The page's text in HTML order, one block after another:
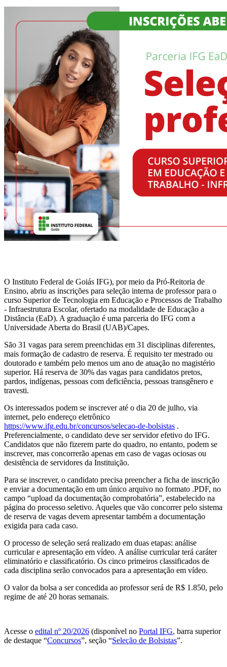
O Instituto Federal de Goiás IFG), por meio da Pró-Reitoria de
Ensino, abriu as inscrições para seleção interna de professor para o
curso Superior de Tecnologia em Educação e Processos de Trabalho
- Infraestrutura Escolar, ofertado na modalidade de Educação a
Distância (EaD). A graduação é uma parceria do IFG com a
Universidade Aberta do Brasil (UAB)/Capes.
São 31 vagas para serem preenchidas em 31 disciplinas diferentes,
mais formação de cadastro de reserva. É requisito ter mestrado ou
doutorado e também pelo menos um ano de atuação no magistério
superior. Há reserva de 30% das vagas para candidatos pretos,
pardos, indígenas, pessoas com deficiência, pessoas transgênero e
travesti.
Os interessados podem se inscrever até o dia 20 de julho, via
internet, pelo endereço eletrônico
https://www.ifg.edu.br/concursos/selecao-de-bolsistas .
Preferencialmente, o candidato deve ser servidor efetivo do IFG.
Candidatos que não fizerem parte do quadro, no entanto, podem se
inscrever, mas concorrerão apenas em caso de vagas ociosas ou
desistência de servidores da Instituição.
Para se inscrever, o candidato precisa preencher a ficha de inscrição
e enviar a documentação em um único arquivo no formato .PDF, no
campo “upload da documentação comprobatória”, estabelecido na
página do processo seletivo. Aqueles que vão concorrer pelo sistema
de reserva de vagas devem apresentar também a documentação
exigida para cada caso.
O processo de seleção será realizado em duas etapas: análise
curricular e apresentação em vídeo. A análise curricular terá caráter
eliminatório e classificatório. Os cinco primeiros classificados de
cada disciplina serão convocados para a apresentação em vídeo.
O valor da bolsa a ser concedida ao professor será de R$ 1.850, pelo
regime de até 20 horas semanais.
Acesse o edital nº 20/2026 (disponível no Portal IFG, barra superior
de destaque “Concursos”, seção “Seleção de Bolsistas”.